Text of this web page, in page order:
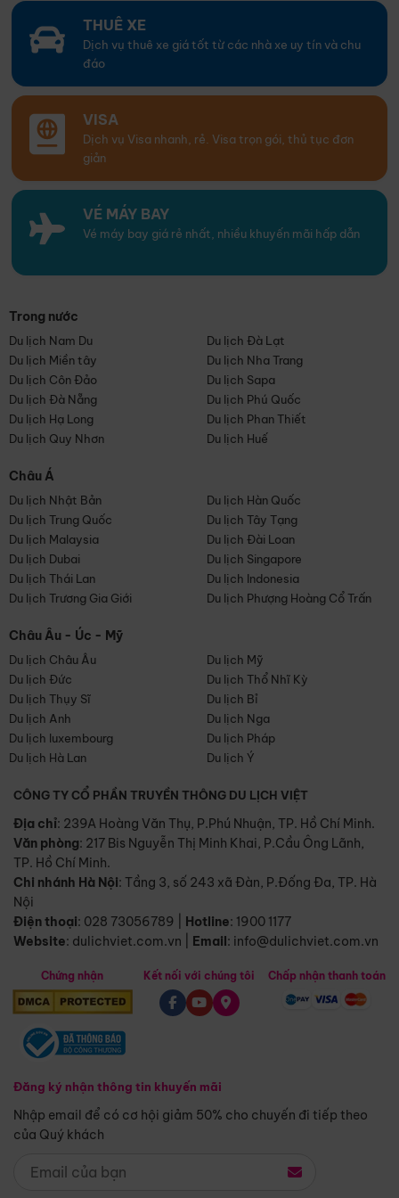
THUÊ XE
Dịch vụ thuê xe giá tốt từ các nhà xe uy tín và chu
đáo
VISA
Dịch vụ Visa nhanh, rẻ. Visa trọn gói, thủ tục đơn
giản
VÉ MÁY BAY
Vé máy bay giá rẻ nhất, nhiều khuyến mãi hấp dẫn
Trong nước
Du lịch Nam Du
Du lịch Đà Lạt
Du lịch Miền tây
Du lịch Nha Trang
Du lịch Côn Đảo
Du lịch Sapa
Du lịch Đà Nẵng
Du lịch Phú Quốc
Du lịch Hạ Long
Du lịch Phan Thiết
Du lịch Quy Nhơn
Du lịch Huế
Châu Á
Du lịch Nhật Bản
Du lịch Hàn Quốc
Du lịch Trung Quốc
Du lịch Tây Tạng
Du lịch Malaysia
Du lịch Đài Loan
Du lịch Dubai
Du lịch Singapore
Du lịch Thái Lan
Du lịch Indonesia
Du lịch Trương Gia Giới
Du lịch Phượng Hoàng Cổ Trấn
Châu Âu - Úc - Mỹ
Du lịch Châu Âu
Du lịch Mỹ
Du lịch Đức
Du lịch Thổ Nhĩ Kỳ
Du lịch Thụy Sĩ
Du lịch Bỉ
Du lịch Anh
Du lịch Nga
Du lịch luxembourg
Du lịch Pháp
Du lịch Hà Lan
Du lịch Ý
CÔNG TY CỔ PHẦN TRUYỀN THÔNG DU LỊCH VIỆT
Địa chỉ: 239A Hoàng Văn Thụ, P.Phú Nhuận, TP. Hồ Chí Minh.
Văn phòng: 217 Bis Nguyễn Thị Minh Khai, P.Cầu Ông Lãnh,
TP. Hồ Chí Minh.
Chi nhánh Hà Nội: Tầng 3, số 243 xã Đàn, P.Đống Đa, TP. Hà
Nội
Điện thoại: 028 73056789 Hotline: 1900 1177
Website: dulichviet.com.vn Email: info@dulichviet.com.vn
Chứng nhận
Đăng ký nhận thông tin khuyến mãi
Nhập email để có cơ hội giảm 50% cho chuyến đi tiếp theo
của Quý khách
Kết nối với chúng tôi Chấp nhận thanh toán